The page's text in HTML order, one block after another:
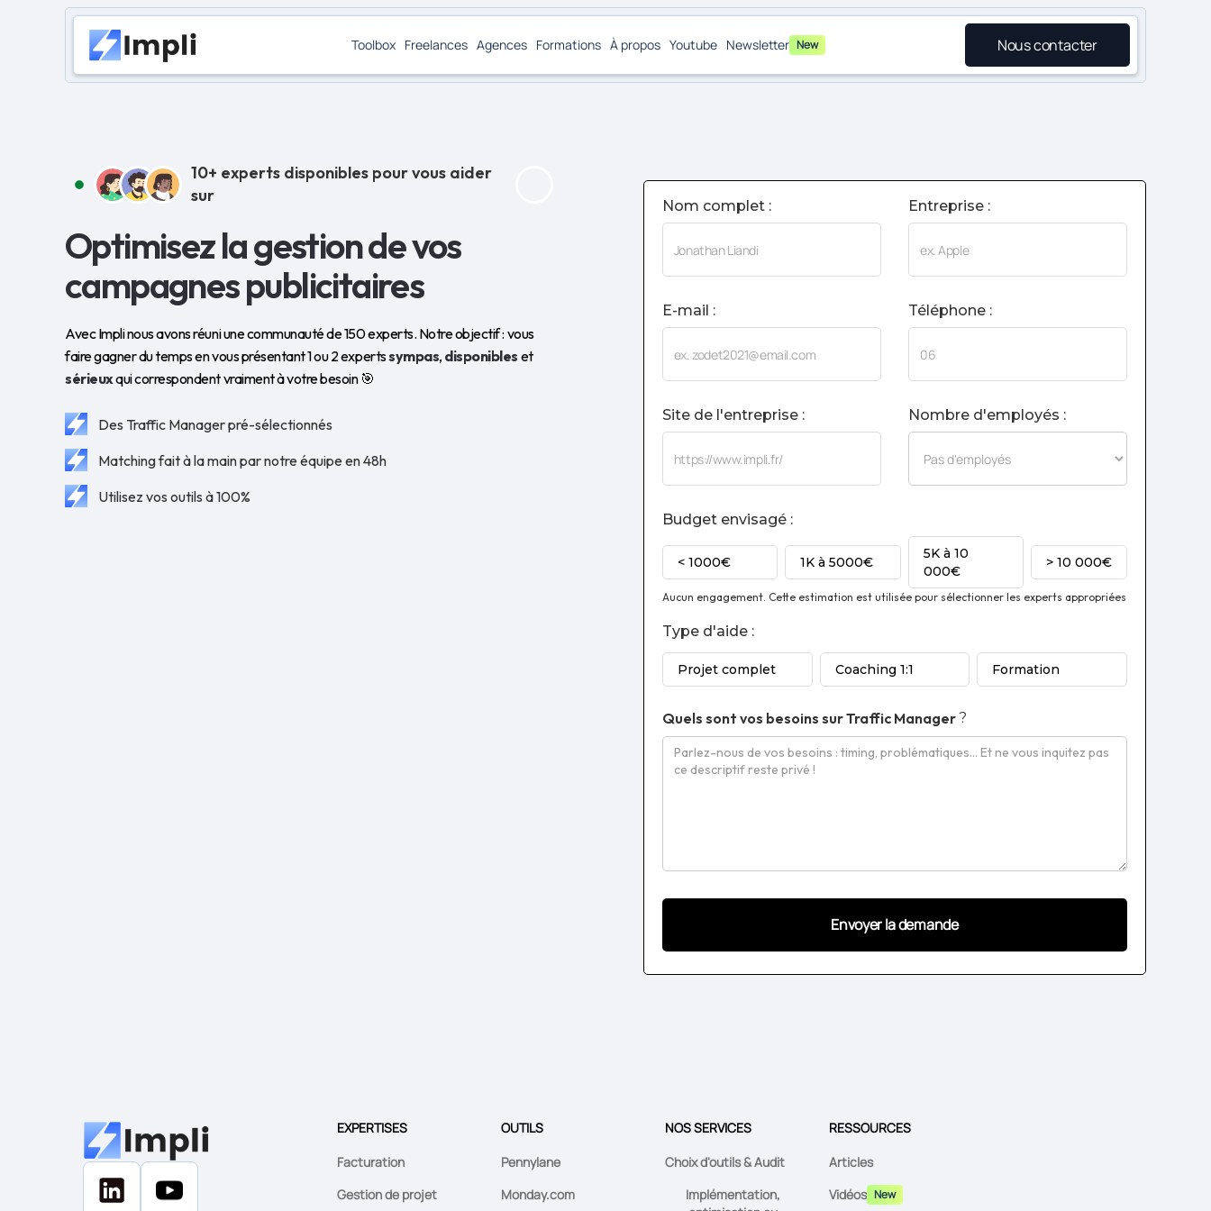
Toolbox Freelances Agences Formations À propos Youtube Newsletter New Nous contacter
10+ experts disponibles pour vous aider
sur
Optimisez la gestion de vos
campagnes publicitaires
Avec Impli nous avons réuni une communauté de 150 experts. Notre objectif : vous
faire gagner du temps en vous présentant 1 ou 2 expertssympas, disponibles et
sérieuxqui correspondent vraiment à votre besoin 🎯
Des Traffic Manager pré-sélectionnés
Matching fait à la main par notre équipe en 48h
Utilisez vos outils à 100%
Nom complet : Entreprise :
E-mail : Téléphone :
Site de l'entreprise : Nombre d'employés :
Budget envisagé :
< 1000€ 1K à 5000€
5K à 10
000€
> 10 000€
Aucun engagement. Cette estimation est utilisée pour sélectionner les experts appropriées
Type d'aide :
Projet complet Coaching 1:1 Formation
Quels sont vos besoins surTraffic Manager?
EXPERTISES
Facturation
Gestion de projet
OUTILS
Pennylane
Monday.com
NOS SERVICES
Choix d'outils & Audit
Implémentation,
RESSOURCES
Articles
Vidéos New